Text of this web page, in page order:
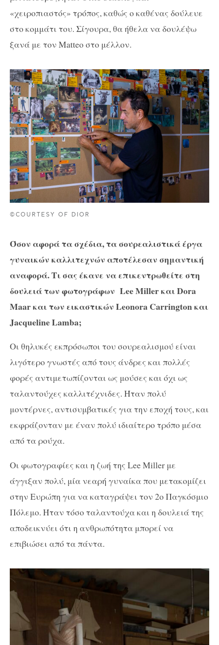
«χειροπιαστός» τρόπος, καθώς ο καθένας δούλευε
στο κομμάτι του. Σίγουρα, θα ήθελα να δουλέψω
ξανά με τον Matteo στο μέλλον.
©COURTESY OF DIOR
Όσον αφορά τα σχέδια, τα σουρεαλιστικά έργα
γυναικών καλλιτεχνών αποτέλεσαν σημαντική
αναφορά. Τι σας έκανε να επικεντρωθείτε στη
δουλειά των φωτογράφων Lee Miller και Dora
Maar και των εικαστικών Leonora Carrington και
Jacqueline Lamba;
Οι θηλυκές εκπρόσωποι του σουρεαλισμού είναι
λιγότερο γνωστές από τους άνδρες και πολλές
φορές αντιμετωπίζονται ως μούσες και όχι ως
ταλαντούχες καλλιτέχνιδες. Ήταν πολύ
μοντέρνες, αντισυμβατικές για την εποχή τους, και
εκφράζονταν με έναν πολύ ιδιαίτερο τρόπο μέσα
από τα ρούχα.
Οι φωτογραφίες και η ζωή της Lee Miller με
άγγιξαν πολύ, μία νεαρή γυναίκα που μετακομίζει
στην Ευρώπη για να καταγράψει τον 2ο Παγκόσμιο
Πόλεμο. Ήταν τόσο ταλαντούχα και η δουλειά της
αποδεικνύει ότι η ανθρωπότητα μπορεί να
επιβιώσει από τα πάντα.